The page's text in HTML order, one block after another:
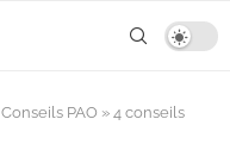
Conseils PAO » 4 conseils